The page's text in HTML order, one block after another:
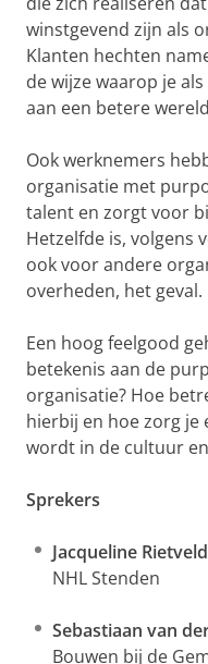
winstgevend zijn als
Klanten hechten
de wijze waarop je
aan een betere
Ook werknemers
organisatie met
talent en zorgt voor
Hetzelfde is, volgens
ook voor andere
overheden, het geval.
Een hoog feelgood
betekenis aan de
organisatie? Hoe
hierbij en hoe zorg
wordt in de cultuur
Sprekers
Jacqueline
NHL Stenden
Sebastiaan van
Bouwen bij de